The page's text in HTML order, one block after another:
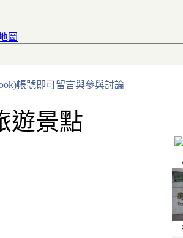
圖
帳號即可留言與參與討論
遊景點